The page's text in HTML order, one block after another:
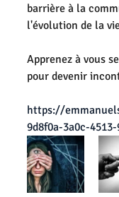
barrière à la
l'évolution de la
Apprenez à vous
pour devenir
https://
9d8f0a-3a0c-